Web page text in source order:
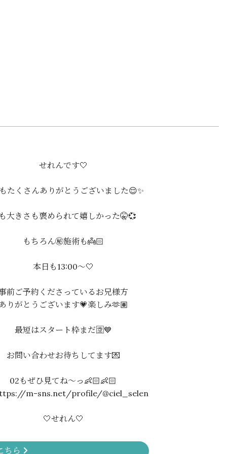
せれんです🤍
たくさんありがとうございました😌✨
大きさも褒められて嬉しかった🤫💞
もちろん㊙️施術も👼🏻
本日も13:00〜🤍
前ご予約くださっているお兄様方
りがとうございます💗楽しみ🫶🏽
最短はスタート枠まだ🈳💙
お問い合わせお待ちしてます💌
02もぜひ見てね〜っ👶🏻👶🏻
m-sns.net/profile/@ciel_selen
🤍せれん🤍
ちら